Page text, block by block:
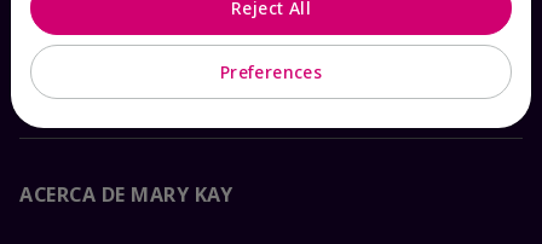
Preguntas frecuentes
ACERCA DE MARY KAY
Preferences
Reject All